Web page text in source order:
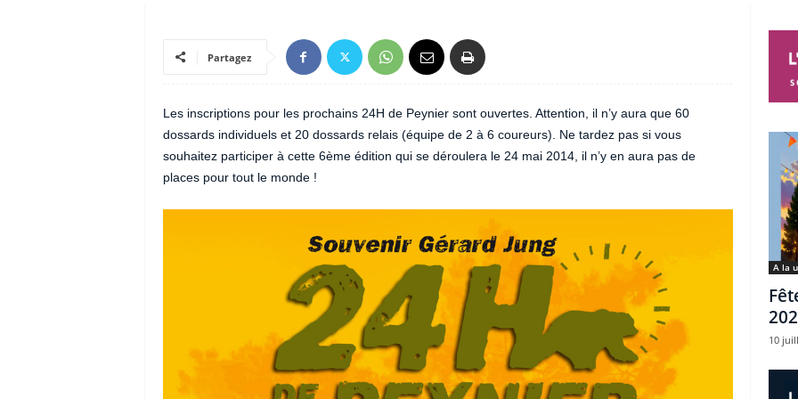
Partagez
Les inscriptions pour les prochains 24H de Peynier sont ouvertes. Attention, il n’y aura que 60
dossards individuels et 20 dossards relais (équipe de 2 à 6 coureurs). Ne tardez pas si vous
souhaitez participer à cette 6ème édition qui se déroulera le 24 mai 2014, il n’y en aura pas de
places pour tout le monde !
A la
10